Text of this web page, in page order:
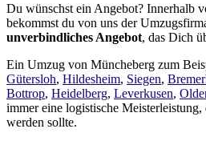
Du wünschst ein Angebot? Innerhalb
bekommst du von uns der
unverbindliches Angebot, das Dich
Ein Umzug von Müncheberg zum
Gütersloh, Hildesheim, Siegen,
Bottrop, Heidelberg, Leverkusen,
immer eine logistische
werden sollte.